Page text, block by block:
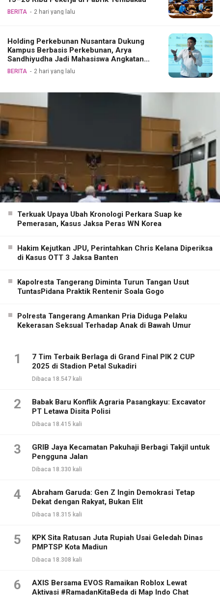
BERITA 2 hari yang lalu
Holding Perkebunan Nusantara Dukung
Kampus Berbasis Perkebunan, Arya
Sandhiyudha Jadi Mahasiswa Angkatan
Pertama Magister ITSI
BERITA 2 hari yang lalu
Terkuak Upaya Ubah Kronologi Perkara Suap ke
Pemerasan, Kasus Jaksa Peras WN Korea
Hakim Kejutkan JPU, Perintahkan Chris Kelana Diperiksa
di Kasus OTT 3 Jaksa Banten
Kapolresta Tangerang Diminta Turun Tangan Usut
TuntasPidana Praktik Rentenir Soala Gogo
Polresta Tangerang Amankan Pria Diduga Pelaku
Kekerasan Seksual Terhadap Anak di Bawah Umur
1
7 Tim Terbaik Berlaga di Grand Final PIK 2 CUP
2025 di Stadion Petal Sukadiri
Dibaca 18.547 kali
2
Babak Baru Konflik Agraria Pasangkayu: Excavator
PT Letawa Disita Polisi
Dibaca 18.415 kali
3
GRIB Jaya Kecamatan Pakuhaji Berbagi Takjil untuk
Pengguna Jalan
Dibaca 18.330 kali
4
Abraham Garuda: Gen Z Ingin Demokrasi Tetap
Dekat dengan Rakyat, Bukan Elit
Dibaca 18.315 kali
5
KPK Sita Ratusan Juta Rupiah Usai Geledah Dinas
PMPTSP Kota Madiun
Dibaca 18.308 kali
6
AXIS Bersama EVOS Ramaikan Roblox Lewat
Aktivasi #RamadanKitaBeda di Map Indo Chat